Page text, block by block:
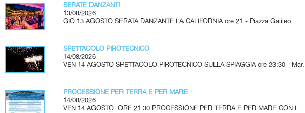
SERATE DANZANTI
13/08/2026
GIO 13 AGOSTO SERATA DANZANTE LA CALIFORNIA ore 21 - Piazza Galileo...
SPETTACOLO PIROTECNICO
14/08/2026
VEN 14 AGOSTO SPETTACOLO PIROTECNICO SULLA SPIAGGIA ore 23:30 - Mar...
PROCESSIONE PER TERRA E PER MARE
14/08/2026
VEN 14 AGOSTO ORE 21.30 PROCESSIONE PER TERRA E PER MARE CON L...